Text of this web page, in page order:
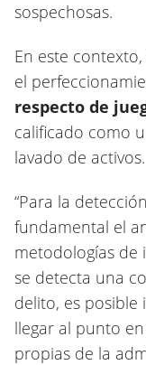
sospechosas.
En este
el
respecto de
calificado como
lavado de activos.
“Para la
fundamental el
metodologías de
se detecta una
delito, es
llegar al punto
propias de la